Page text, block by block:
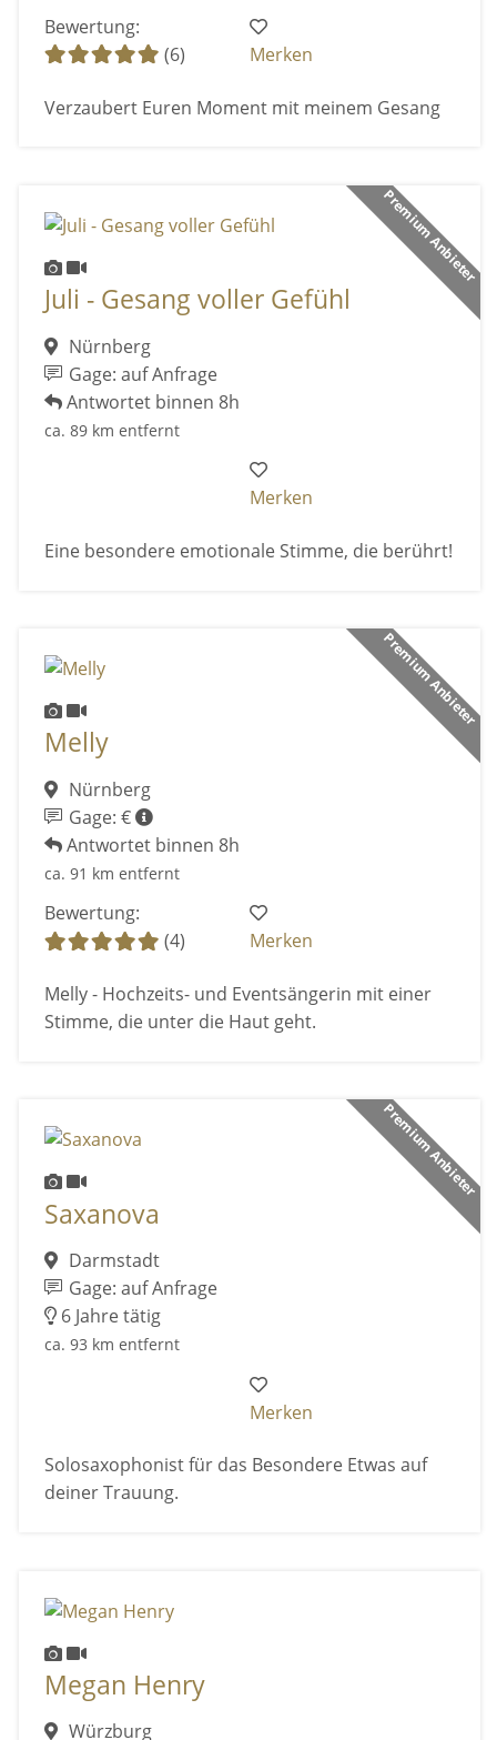
Bewertung:
(6)
Merken
Verzaubert Euren Moment mit meinem Gesang
Premium Anbieter
Juli - Gesang voller Gefühl
Nürnberg
Gage: auf Anfrage
Antwortet binnen 8h
ca. 89 km entfernt
Merken
Eine besondere emotionale Stimme, die berührt!
Premium Anbieter
Melly
Nürnberg
Gage: €
Antwortet binnen 8h
ca. 91 km entfernt
Bewertung:
(4)
Merken
Melly - Hochzeits- und Eventsängerin mit einer
Stimme, die unter die Haut geht.
Premium Anbieter
Saxanova
Darmstadt
Gage: auf Anfrage
6 Jahre tätig
ca. 93 km entfernt
Merken
Solosaxophonist für das Besondere Etwas auf
deiner Trauung.
Megan Henry
Würzburg